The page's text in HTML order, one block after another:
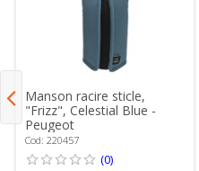
Manson racire sticle,
"Frizz", Celestial Blue -
Peugeot
Cod: 220457
(0)